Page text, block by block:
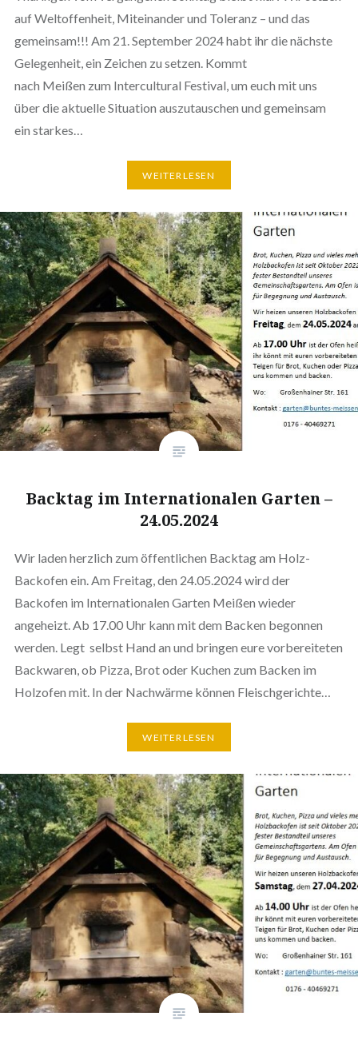
auf Weltoffenheit, Miteinander und Toleranz – und das
gemeinsam!!! Am 21. September 2024 habt ihr die nächste
Gelegenheit, ein Zeichen zu setzen. Kommt
nach Meißen zum Intercultural Festival, um euch mit uns
über die aktuelle Situation auszutauschen und gemeinsam
ein starkes…
WEITERLESEN
Backtag im Internationalen Garten –
24.05.2024
Wir laden herzlich zum öffentlichen Backtag am Holz-
Backofen ein. Am Freitag, den 24.05.2024 wird der
Backofen im Internationalen Garten Meißen wieder
angeheizt. Ab 17.00 Uhr kann mit dem Backen begonnen
werden. Legt selbst Hand an und bringen eure vorbereiteten
Backwaren, ob Pizza, Brot oder Kuchen zum Backen im
Holzofen mit. In der Nachwärme können Fleischgerichte…
WEITERLESEN